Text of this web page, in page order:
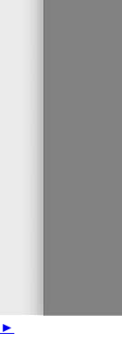
►